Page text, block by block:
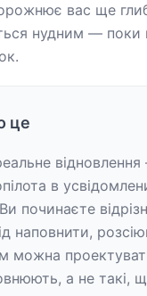
вас ще
нудним — поки
це
в
починаєте
наповнити,
можна
а не такі,